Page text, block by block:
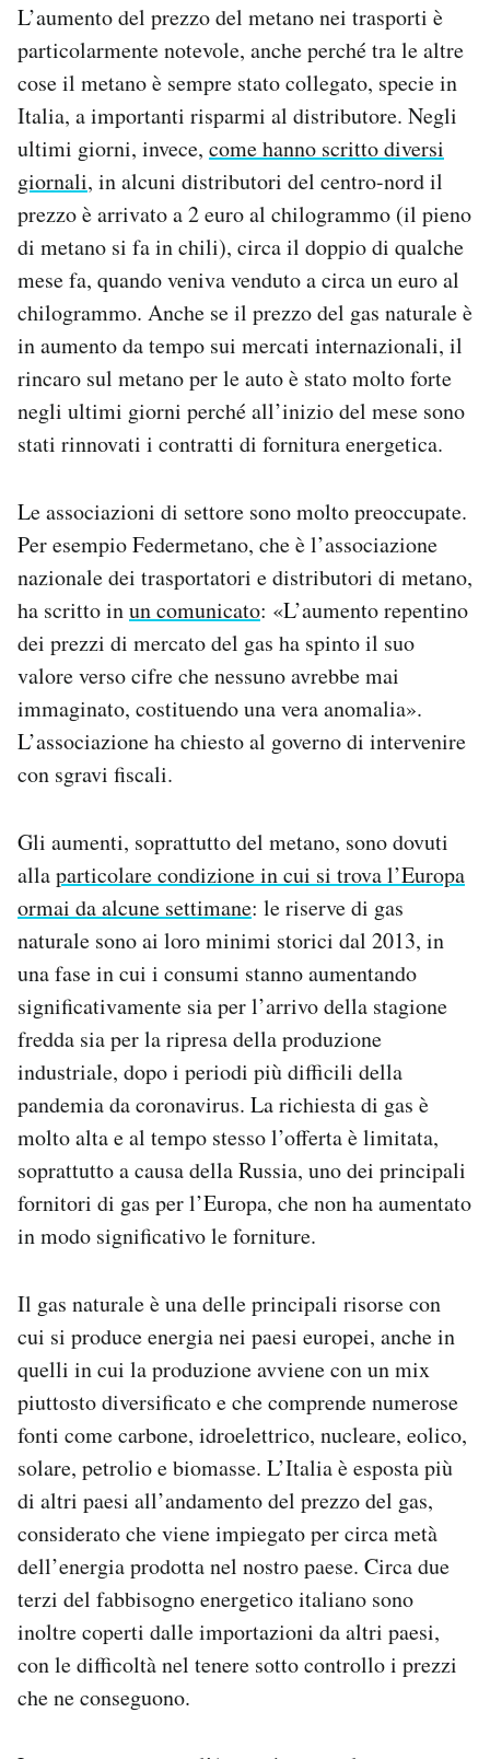
L’aumento del prezzo del metano nei trasporti è
particolarmente notevole, anche perché tra le altre
cose il metano è sempre stato collegato, specie in
Italia, a importanti risparmi al distributore. Negli
ultimi giorni, invece, come hanno scritto diversi
giornali, in alcuni distributori del centro-nord il
prezzo è arrivato a 2 euro al chilogrammo (il pieno
di metano si fa in chili), circa il doppio di qualche
mese fa, quando veniva venduto a circa un euro al
chilogrammo. Anche se il prezzo del gas naturale è
in aumento da tempo sui mercati internazionali, il
rincaro sul metano per le auto è stato molto forte
negli ultimi giorni perché all’inizio del mese sono
stati rinnovati i contratti di fornitura energetica.
Le associazioni di settore sono molto preoccupate.
Per esempio Federmetano, che è l’associazione
nazionale dei trasportatori e distributori di metano,
ha scritto inun comunicato: «L’aumento repentino
dei prezzi di mercato del gas ha spinto il suo
valore verso cifre che nessuno avrebbe mai
immaginato, costituendo una vera anomalia».
L’associazione ha chiesto al governo di intervenire
con sgravi fiscali.
Gli aumenti, soprattutto del metano, sono dovuti
allaparticolare condizione in cui si trova l’Europa
ormai da alcune settimane: le riserve di gas
naturale sono ai loro minimi storici dal 2013, in
una fase in cui i consumi stanno aumentando
significativamente sia per l’arrivo della stagione
fredda sia per la ripresa della produzione
industriale, dopo i periodi più difficili della
pandemia da coronavirus. La richiesta di gas è
molto alta e al tempo stesso l’offerta è limitata,
soprattutto a causa della Russia, uno dei principali
fornitori di gas per l’Europa, che non ha aumentato
in modo significativo le forniture.
Il gas naturale è una delle principali risorse con
cui si produce energia nei paesi europei, anche in
quelli in cui la produzione avviene con un mix
piuttosto diversificato e che comprende numerose
fonti come carbone, idroelettrico, nucleare, eolico,
solare, petrolio e biomasse. L’Italia è esposta più
di altri paesi all’andamento del prezzo del gas,
considerato che viene impiegato per circa metà
dell’energia prodotta nel nostro paese. Circa due
terzi del fabbisogno energetico italiano sono
inoltre coperti dalle importazioni da altri paesi,
con le difficoltà nel tenere sotto controllo i prezzi
che ne conseguono.